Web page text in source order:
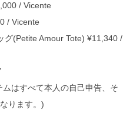
/ Vicente
/ Vicente
グ(Petite Amour Tote) ¥11,340 /
はすべて本人の自己申告、そ
ります。)